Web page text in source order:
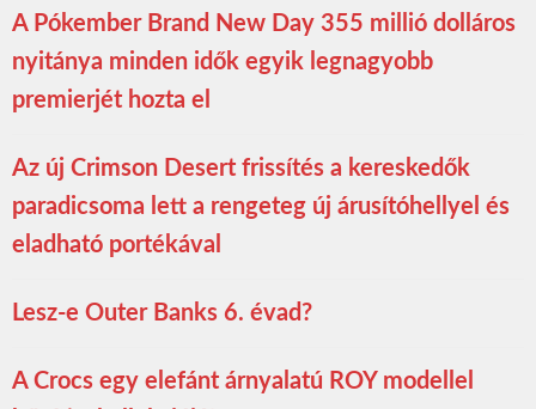
A Pókember Brand New Day 355 millió dolláros
nyitánya minden idők egyik legnagyobb
premierjét hozta el
Az új Crimson Desert frissítés a kereskedők
paradicsoma lett a rengeteg új árusítóhellyel és
eladható portékával
Lesz-e Outer Banks 6. évad?
A Crocs egy elefánt árnyalatú ROY modellel